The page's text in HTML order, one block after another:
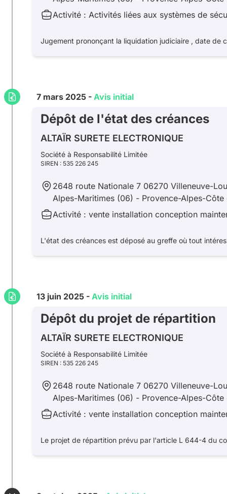
Activité : Activités liées aux systèmes de
Jugement prononçant la liquidation judiciaire , date de
7 mars 2025 - Avis initial
Dépôt de l'état des créances
ALTAÏR SURETE ELECTRONIQUE
Société à Responsabilité Limitée
SIREN : 535 226 245
2648 route Nationale 7 06270 Villeneuve-
Alpes-Maritimes (06) - Provence-Alpes-Côte
Activité : vente installation conception
L'état des créances est déposé au greffe où tout
13 juin 2025 - Avis initial
Dépôt du projet de répartition
ALTAÏR SURETE ELECTRONIQUE
Société à Responsabilité Limitée
SIREN : 535 226 245
2648 route Nationale 7 06270 Villeneuve-
Alpes-Maritimes (06) - Provence-Alpes-Côte
Activité : vente installation conception
Le projet de répartition prévu par l'article L 644-4 du